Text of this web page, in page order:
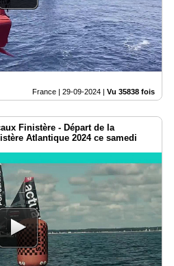
France | 29-09-2024 | Vu 35838 fois
Finistère - Départ de la
Atlantique 2024 ce samedi